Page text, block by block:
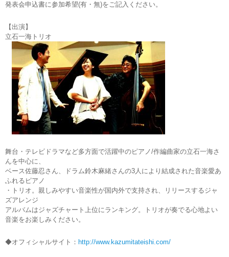
発表会申込書に参加希望(有・無)をご記入ください。
【出演】
立石一海トリオ
舞台・テレビドラマなど多方面で活躍中のピアノ/作編曲家の立石一海さ
んを中心に、
ベース佐藤忍さん、ドラム鈴木麻緒さんの3人により結成された音楽愛あ
ふれるピアノ
・トリオ。親しみやすい音楽性が国内外で支持され、リリースするジャ
ズアレンジ
アルバムはジャズチャート上位にランキング。トリオが奏でる心地よい
音楽をお楽しみください。
◆オフィシャルサイト： http://www.kazumitateishi.com/